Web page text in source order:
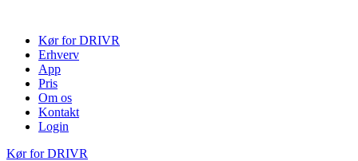
indholdKør for DRIVR
Erhverv
App
Pris
Om os
Kontakt
Login
Kør for DRIVR